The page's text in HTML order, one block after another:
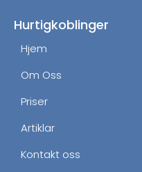
o
k
g
Hurtigkoblinger
Hjem
Om Oss
Priser
Artiklar
Kontakt oss